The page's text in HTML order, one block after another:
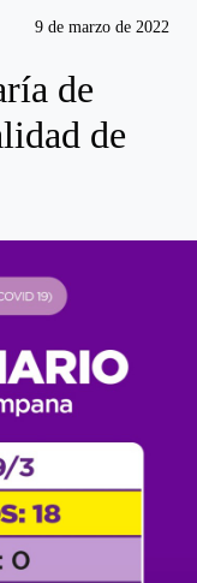
9 de marzo de 2022
de
de